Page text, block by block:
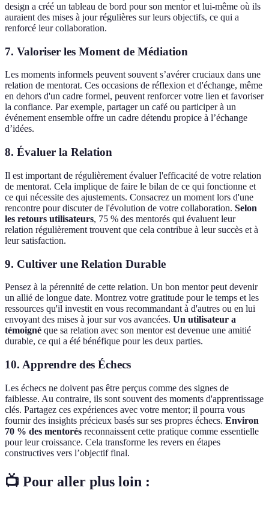
design a créé un tableau de bord pour son mentor et lui-même où ils
auraient des mises à jour régulières sur leurs objectifs, ce qui a
renforcé leur collaboration.
7. Valoriser les Moment de Médiation
Les moments informels peuvent souvent s’avérer cruciaux dans une
relation de mentorat. Ces occasions de réflexion et d'échange, même
en dehors d'un cadre formel, peuvent renforcer votre lien et favoriser
la confiance. Par exemple, partager un café ou participer à un
événement ensemble offre un cadre détendu propice à l’échange
d’idées.
8. Évaluer la Relation
Il est important de régulièrement évaluer l'efficacité de votre relation
de mentorat. Cela implique de faire le bilan de ce qui fonctionne et
ce qui nécessite des ajustements. Consacrez un moment lors d'une
rencontre pour discuter de l'évolution de votre collaboration. Selon
les retours utilisateurs, 75 % des mentorés qui évaluent leur
relation régulièrement trouvent que cela contribue à leur succès et à
leur satisfaction.
9. Cultiver une Relation Durable
Pensez à la pérennité de cette relation. Un bon mentor peut devenir
un allié de longue date. Montrez votre gratitude pour le temps et les
ressources qu'il investit en vous recommandant à d'autres ou en lui
envoyant des mises à jour sur vos avancées. Un utilisateur a
témoigné que sa relation avec son mentor est devenue une amitié
durable, ce qui a été bénéfique pour les deux parties.
10. Apprendre des Échecs
Les échecs ne doivent pas être perçus comme des signes de
faiblesse. Au contraire, ils sont souvent des moments d'apprentissage
clés. Partagez ces expériences avec votre mentor; il pourra vous
fournir des insights précieux basés sur ses propres échecs. Environ
70 % des mentorés reconnaissent cette pratique comme essentielle
pour leur croissance. Cela transforme les revers en étapes
constructives vers l’objectif final.
📺 Pour aller plus loin :